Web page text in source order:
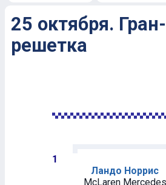
25 октября.
решетка
1
Ландо Норрис
McLaren Mercedes